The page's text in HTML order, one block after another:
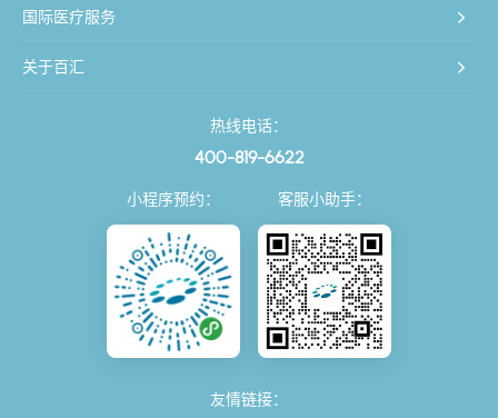
国际医疗服务
关于百汇
热线电话：
400-819-6622
小程序预约： 客服小助手：
友情链接：